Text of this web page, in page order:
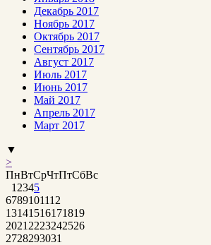
Декабрь 2017
Ноябрь 2017
Октябрь 2017
Сентябрь 2017
Август 2017
Июль 2017
Июнь 2017
Май 2017
Апрель 2017
Март 2017
▼
>
ПнВтСрЧтПтСбВс
1 2345
6789101112
13141516171819
2021 2223242526
2728293031